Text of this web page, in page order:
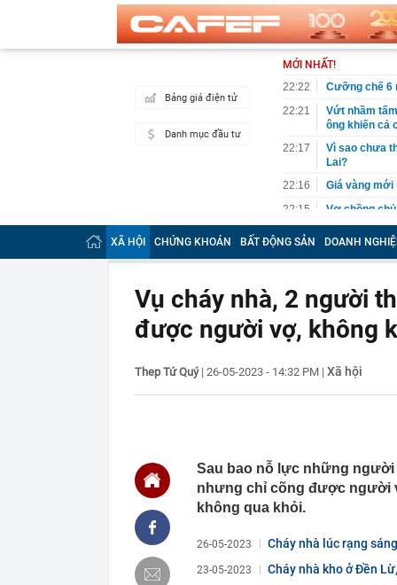
Bảng giá điện tử
Danh mục đầu tư
MỚI NHẤT!
22:22
Cưỡng chế 6
22:21
Vứt nhầm
ông khiến cả
22:17
Vì sao chưa
Lai?
22:16
Giá vàng mới
22:15
Vợ chồng
mất trắng 15
22:15
Mỹ nhân
chàng trai
22:08
Người phụ
chuyển trả
ngân hàng”
định cư
nhân là quóc
21:51
Liên tiếp bạo
chính thương
21:40
Vì sao ít nhà
XÃ HỘI CHỨNG KHOÁN BẤT ĐỘNG SẢN DOANH
Vụ cháy nhà, 2 người
được người vợ, không
Thep Tứ Quý| 26-05-2023 - 14:32 PM | Xã hội
Sau bao nỗ lực những
nhưng chỉ cõng được người
không qua khỏi.
26-05-2023 Cháy nhà lúc rạng
23-05-2023 Cháy nhà kho ở Đền